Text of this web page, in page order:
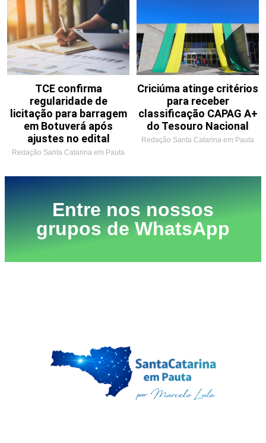
TCE confirma
regularidade de
licitação para barragem
em Botuverá após
ajustes no edital
Redação Santa Catarina em Pauta
Criciúma atinge critérios
para receber
classificação CAPAG A+
do Tesouro Nacional
Redação Santa Catarina em Pauta
Entre nos nossos
grupos de WhatsApp